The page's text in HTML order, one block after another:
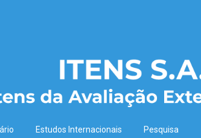
Estudos Internacionais Pesquisa